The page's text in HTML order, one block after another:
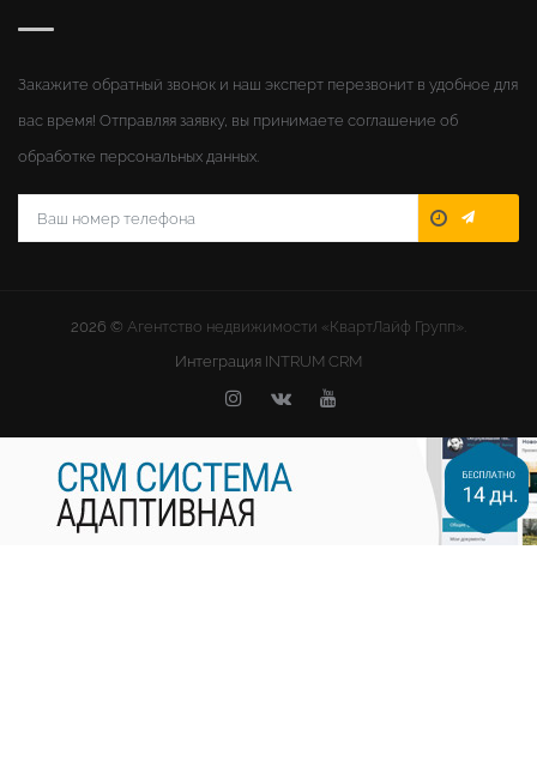
Закажите обратный звонок и наш эксперт перезвонит в удобное для
вас время! Отправляя заявку, вы принимаете соглашение об
обработке персональных данных.
2026 © Агентство недвижимости «КвартЛайф Групп».
Интеграция INTRUM CRM